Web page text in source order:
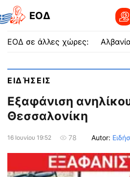
EOΔ
ΕΟΔ σε άλλες χώρες:
ΕΙΔΉΣΕΙΣ
Εξαφάνιση
Θεσσαλονίκη
16 Ιουνίου 19:52 78 Autor: